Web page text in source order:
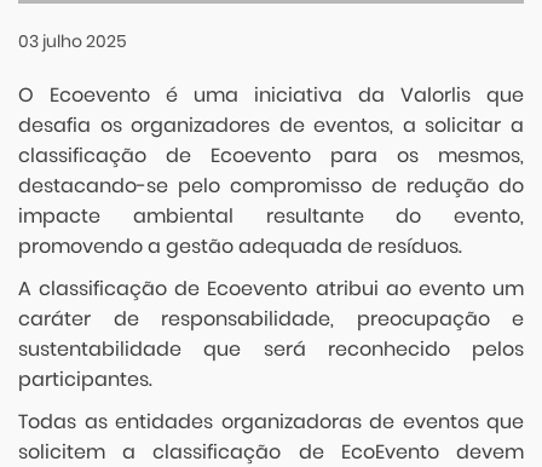
03 julho2025
O Ecoevento é uma iniciativa da Valorlis que
desafia os organizadores de eventos, a solicitar a
classificação de Ecoevento para os mesmos,
destacando-se pelo compromisso de redução do
impacte ambiental resultante do evento,
promovendo a gestão adequada de resíduos.
A classificação de Ecoevento atribui ao evento um
caráter de responsabilidade, preocupação e
sustentabilidade que será reconhecido pelos
participantes.
Todas as entidades organizadoras de eventos que
solicitem a classificação de EcoEvento devem